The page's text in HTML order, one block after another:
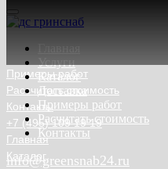
Примеры работ
Рассчитать стоимость
Контакты
+7 (495) 109 19 19
Главная
Каталог
Главная
Услуги
Каталог
Доставка
Примеры работ
Расчитать стоимость
Контакты
info@greensnab24.ru